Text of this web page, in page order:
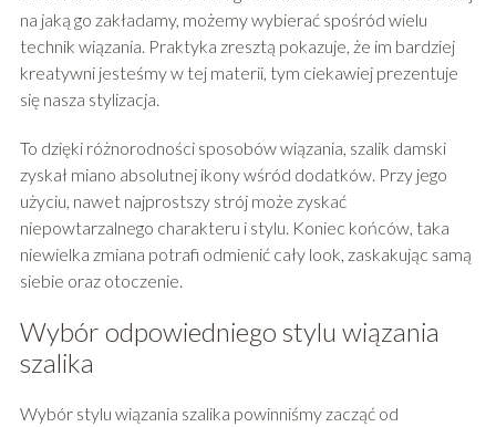
na jaką go zakładamy, możemy wybierać spośród wielu
technik wiązania. Praktyka zresztą pokazuje, że im bardziej
kreatywni jesteśmy w tej materii, tym ciekawiej prezentuje
się nasza stylizacja.
To dzięki różnorodności sposobów wiązania, szalik damski
zyskał miano absolutnej ikony wśród dodatków. Przy jego
użyciu, nawet najprostszy strój może zyskać
niepowtarzalnego charakteru i stylu. Koniec końców, taka
niewielka zmiana potrafi odmienić cały look, zaskakując samą
siebie oraz otoczenie.
Wybór odpowiedniego stylu wiązania
szalika
Wybór stylu wiązania szalika powinniśmy zacząć od